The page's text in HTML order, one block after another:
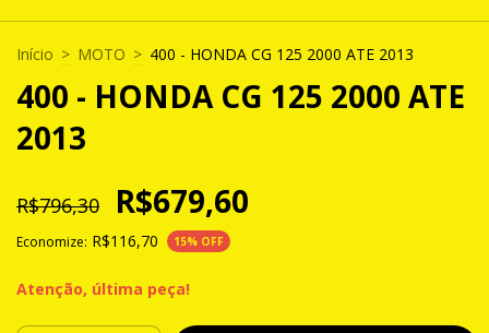
Início > MOTO > 400 - HONDA CG 125 2000 ATE 2013
400 - HONDA CG 125 2000 ATE
2013
R$796,30 R$679,60
Economize: R$116,70 15% OFF
Atenção, última peça!